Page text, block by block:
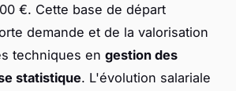
€. Cette base de départ
demande et de la valorisation
techniques en gestion des
statistique. L'évolution salariale